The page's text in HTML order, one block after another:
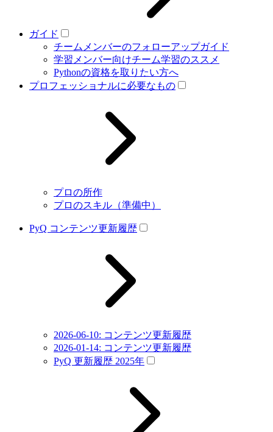
ガイド
チームメンバーのフォローアップガイド
学習メンバー向けチーム学習のススメ
Pythonの資格を取りたい方へ
プロフェッショナルに必要なもの
プロの所作
プロのスキル（準備中）
PyQ コンテンツ更新履歴
2026-06-10: コンテンツ更新履歴
2026-01-14: コンテンツ更新履歴
PyQ 更新履歴 2025年